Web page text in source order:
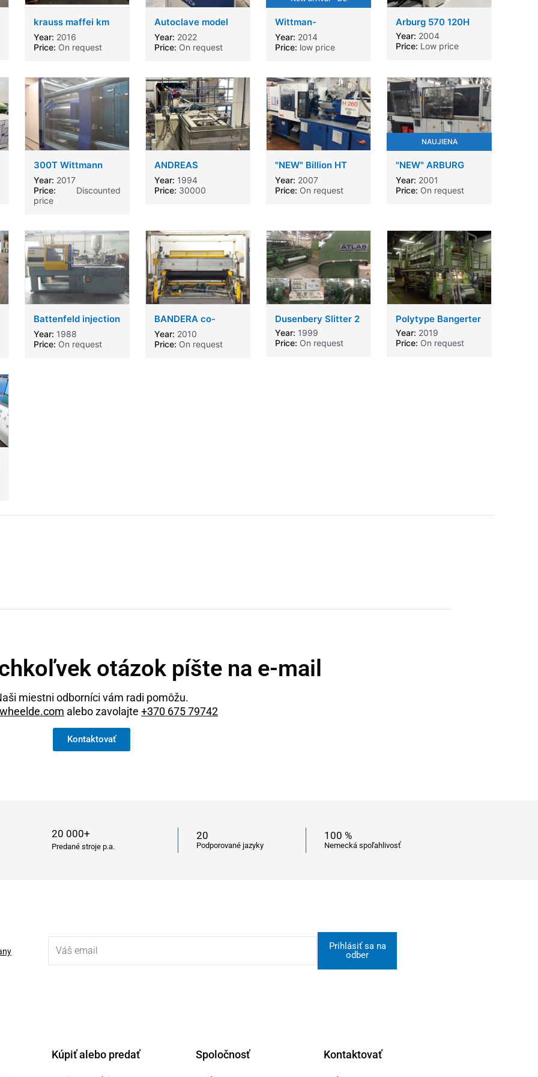
krauss maffei km
650
Year: 2016
Price: On request
Autoclave model
IREA TECH IR-PC-
750-960L
Year: 2022
Price: On request
Wittman-
Battenfeld injection
machines 2 units
110tons and one
BT110 - BT180
Year: 2014
Price: low price
Arburg 570 120H
Year: 2004
Price: Low price
300T Wittmann
injection molding
machine
Year: 2017
Price: Discounted
price
ANDREAS
KASINAKIS
Year: 1994
Price: 30000
"NEW" Billion HT
260 100 Injection
Moulding Machine
Year: 2007
Price: On request
NAUJIENA
"NEW" ARBURG
DEMAG ENGEL
Year: 2001
Price: On request
Battenfeld injection
molding machine
Year: 1988
Price: On request
BANDERA co-
extrusion line
Year: 2010
Price: On request
Dusenbery Slitter 2
Year: 1999
Price: On request
Polytype Bangerter
Year: 2019
Price: On request
otázok píšte na e-mail
miestni odborníci vám radi pomôžu.
alebo zavolajte +370 675 79742
Kontaktovať
20 000+
Predané stroje p.a.
20
Podporované jazyky
100 %
Nemecká spoľahlivosť
Prihlásiť sa na
odber
Kúpiť alebo predať Spoločnosť Kontaktovať